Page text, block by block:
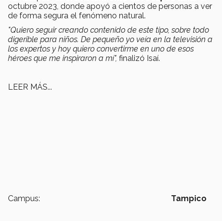
octubre 2023, donde apoyó a cientos de personas a ver
de forma segura el fenómeno natural.
"Quiero seguir creando contenido de este tipo, sobre todo
digerible para niños. De pequeño yo veía en la televisión a
los expertos y hoy quiero convertirme en uno de esos
héroes que me inspiraron a mí", finalizó Isaí.
LEER MÁS...
Campus: Tampico